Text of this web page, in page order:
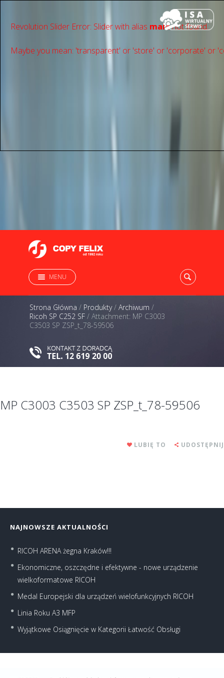
Revolution Slider Error: Slider with alias mainnot found.
Maybe you mean: 'transparent' or 'store' or 'сorporate' or
MENU
Strona Główna / Produkty/ Archiwum /
Ricoh SP C252 SF / Attachment: MP C3003
C3503 SP ZSP_t_78-59506
MP C3003 C3503 SP ZSP_t_78-59506
LUBIĘ TO UDOSTĘPNIJ
NAJNOWSZE AKTUALNOŚCI
RICOH ARENA żegna Kraków!!!
Ekonomiczne, oszczędne i efektywne - nowe urządzenie
wielkoformatowe RICOH
Medal Europejski dla urządzeń wielofunkcyjnych RICOH
Linia Roku A3 MFP
Wyjątkowe Osiągnięcie w Kategorii Łatwość Obsługi